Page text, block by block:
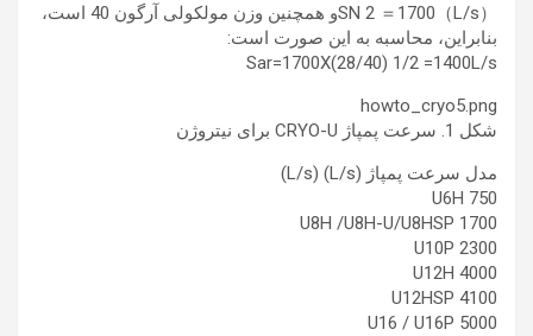
SN 2 ＝1700（L/s）و همچنین وزن مولکولی آرگون 40 است،
بنابراین، محاسبه به این صورت است:
Sar=1700X(28/40) 1/2 =1400L/s
howto_cryo5.png
شکل 1. سرعت پمپاژ CRYO-U برای نیتروژن
مدل سرعت پمپاژ (L/s) (L/s)
U6H 750
U8H /U8H-U/U8HSP 1700
U10P 2300
U12H 4000
U12HSP 4100
U16 / U16P 5000